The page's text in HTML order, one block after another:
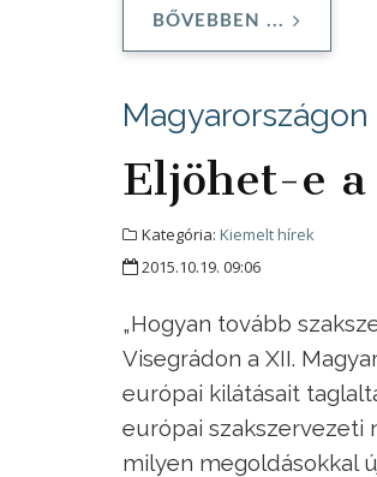
BŐVEBBEN ...
Eljöhet-e a
Kategória: Kiemelt hírek
2015.10.19. 09:06
„Hogyan tovább
Visegrádon a XII.
európai kilátásait
európai szakszervezeti
milyen megoldásokkal